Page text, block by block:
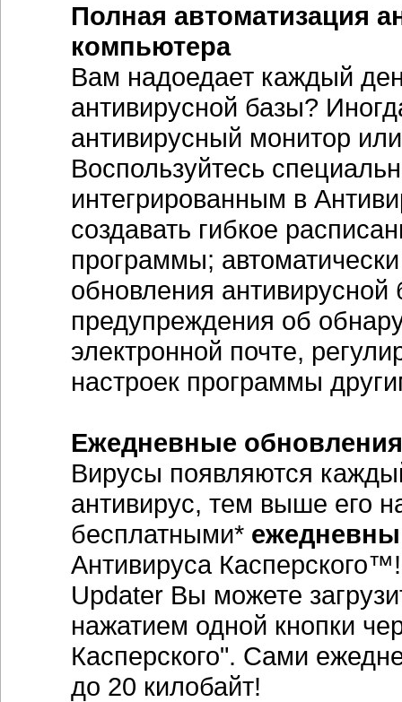
Полная автоматизация
компьютера
Вам надоедает каждый
антивирусной базы?
антивирусный монитор
Воспользуйтесь
интегрированным в
создавать гибкое
программы;
обновления
предупреждения об
электронной почте,
настроек программы
Ежедневные
Вирусы появляются
антивирус, тем выше его
бесплатными*
Антивируса
Updater Вы можете
нажатием одной кнопки
Касперского". Сами
до 20 килобайт!